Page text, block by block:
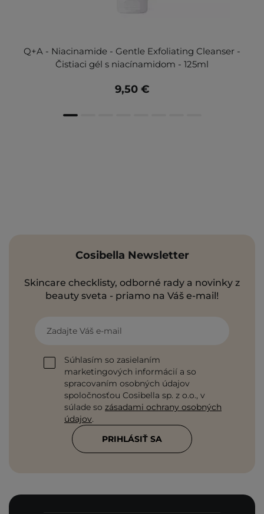
Q+A - Niacinamide - Gentle Exfoliating Cleanser -
Čistiaci gél s niacínamidom - 125ml
9,50 €
Cosibella Newsletter
Skincare checklisty, odborné rady a novinky z
beauty sveta - priamo na Váš e-mail!
Zadajte Váš e-mail
Súhlasím so zasielaním
marketingových informácií a so
spracovaním osobných údajov
spoločnosťou Cosibella sp. z o.o., v
súlade so zásadami ochrany osobných
údajov.
PRIHLÁSIŤ SA